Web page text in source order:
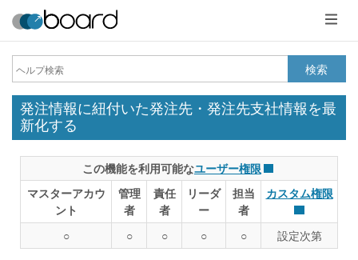
メ
ニ
ュ
ー
検索
発注情報に紐付いた発注先・発注先支社情報を最
新化する
この機能を利用可能なユーザー権限
マスターアカウ
ント
管理
者
責任
者
リーダ
ー
担当
者
カスタム権限
○ ○ ○ ○ ○ 設定次第